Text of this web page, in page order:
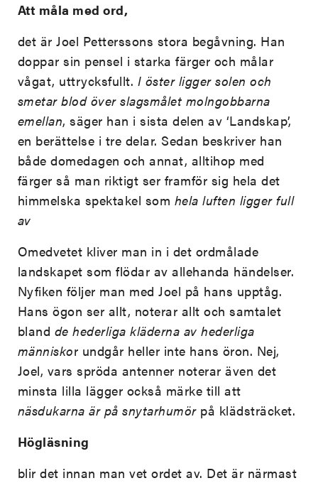
Att måla med ord,
det är Joel Petterssons stora begåvning. Han
doppar sin pensel i starka färger och målar
vågat, uttrycksfullt. I öster ligger solen och
smetar blod över slagsmålet molngobbarna
emellan, säger han i sista delen av ‘Landskap’,
en berättelse i tre delar. Sedan beskriver han
både domedagen och annat, alltihop med
färger så man riktigt ser framför sig hela det
himmelska spektakel som hela luften ligger full
av
Omedvetet kliver man in i det ordmålade
landskapet som flödar av allehanda händelser.
Nyfiken följer man med Joel på hans upptåg.
Hans ögon ser allt, noterar allt och samtalet
bland de hederliga kläderna av hederliga
människor undgår heller inte hans öron. Nej,
Joel, vars spröda antenner noterar även det
minsta lilla lägger också märke till att
näsdukarna är på snytarhumörpå klädsträcket.
Högläsning
blir det innan man vet ordet av. Det är närmast